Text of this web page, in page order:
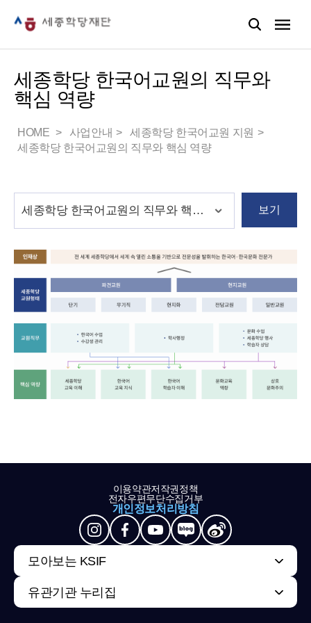
세종학당 한국어교원의 직무와
핵심 역량
HOME 사업안내
세종학당 한국어교원 지원
세종학당 한국어교원의 직무와 핵심 역량
보기
이용약관저작권정책
전자우편무단수집거부
개인정보처리방침
모아보는 KSIF
유관기관 누리집